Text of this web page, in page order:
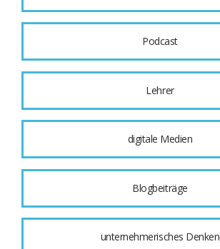
Podcast
Lehrer
digitale Medien
Blogbeiträge
unternehmerisches Denken